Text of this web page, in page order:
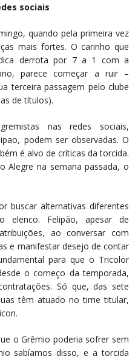
sociais
quando pela primeira vez
mais fortes. O carinho que
derrota por 7 a 1 com a
parece começar a ruir –
terceira passagem pelo clube
de títulos).
nas redes sociais,
podem ser observadas. O
é alvo de críticas da torcida.
Alegre na semana passada, o
buscar alternativas diferentes
elenco. Felipão, apesar de
ao conversar com
e manifestar desejo de contar
para que o Tricolor
o começo da temporada,
Só que, das sete
têm atuado no time titular,
o Grêmio poderia sofrer sem
sabíamos disso, e a torcida